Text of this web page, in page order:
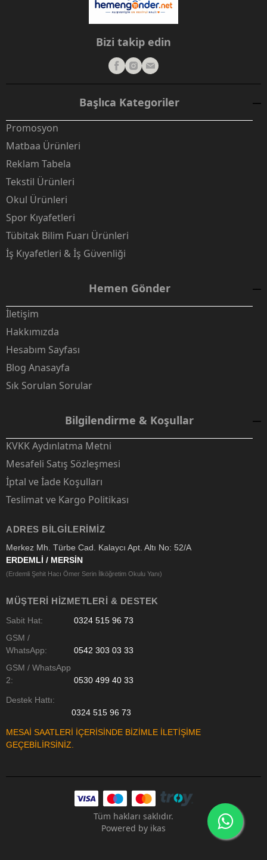
Bizi takip edin
Başlıca Kategoriler
Promosyon
Matbaa Ürünleri
Reklam Tabela
Tekstil Ürünleri
Okul Ürünleri
Spor Kıyafetleri
Tübitak Bilim Fuarı Ürünleri
İş Kıyafetleri & İş Güvenliği
Hemen Gönder
İletişim
Hakkımızda
Hesabım Sayfası
Blog Anasayfa
Sık Sorulan Sorular
Bilgilendirme & Koşullar
KVKK Aydınlatma Metni
Mesafeli Satış Sözleşmesi
İptal ve İade Koşulları
Teslimat ve Kargo Politikası
ADRES BILGILERIMIZ
Merkez Mh. Türbe Cad. Kalaycı Apt. Altı No: 52/A
ERDEMLİ / MERSİN
(Erdemli Şehit Hacı Ömer Serin İlköğretim Okulu Yanı)
MÜŞTERI HIZMETLERI & DESTEK
Sabit Hat:
0324 515 96 73
GSM /
WhatsApp:
0542 303 03 33
GSM / WhatsApp
2:
0530 499 40 33
Destek Hattı:
0324 515 96 73
MESAİ SAATLERİ İÇERİSİNDE BİZİMLE İLETİŞİME
GEÇEBİLİRSİNİZ.
Tüm hakları saklıdır.
Powered by ikas